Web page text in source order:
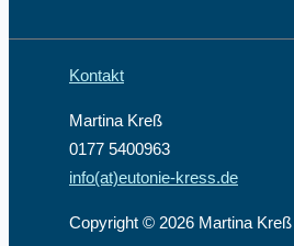
Kontakt
Martina Kreß
0177 5400963
info(at)eutonie-kress.de
Copyright © 2026 Martina Kreß